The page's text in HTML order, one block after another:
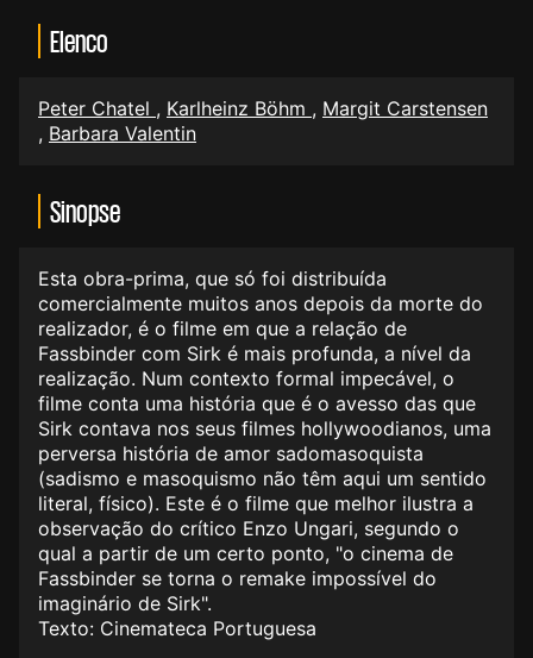
Elenco
Peter Chatel , Karlheinz Böhm , Margit Carstensen
, Barbara Valentin
Sinopse
Esta obra-prima, que só foi distribuída
comercialmente muitos anos depois da morte do
realizador, é o filme em que a relação de
Fassbinder com Sirk é mais profunda, a nível da
realização. Num contexto formal impecável, o
filme conta uma história que é o avesso das que
Sirk contava nos seus filmes hollywoodianos, uma
perversa história de amor sadomasoquista
(sadismo e masoquismo não têm aqui um sentido
literal, físico). Este é o filme que melhor ilustra a
observação do crítico Enzo Ungari, segundo o
qual a partir de um certo ponto, "o cinema de
Fassbinder se torna o remake impossível do
imaginário de Sirk".
Texto: Cinemateca Portuguesa